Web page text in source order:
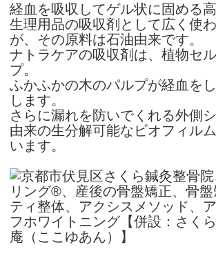
経血を吸収してゲル状に固める高
生理用品の吸収剤として広く使
が、その原料は石油由来です。
ナトラケアの吸収剤は、植物セ
プ。
ふかふかの木のパルプが経血を
します。
さらに漏れを防いでくれる外側
由来の生分解可能なビオフィル
います。